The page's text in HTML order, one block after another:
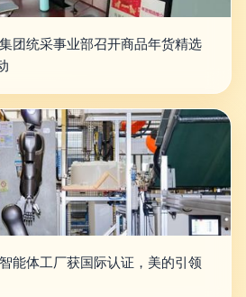
团统采事业部召开商品年货精选
能体工厂获国际认证，美的引领